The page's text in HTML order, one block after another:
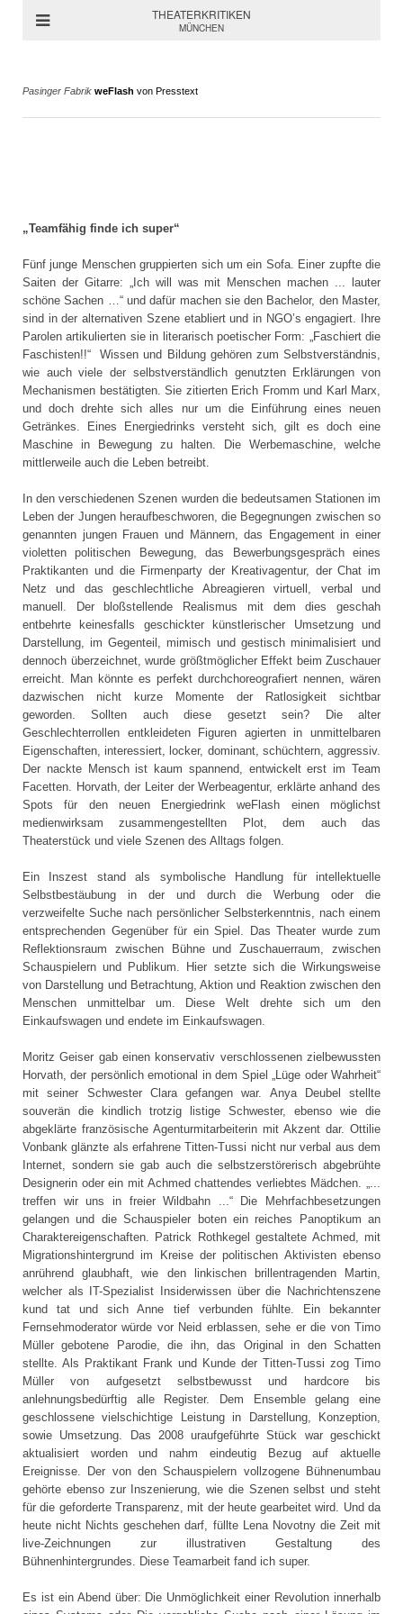
THEATERKRITIKEN
MÜNCHEN
Pasinger Fabrik weFlash von Presstext
„Teamfähig finde ich super“
Fünf junge Menschen gruppierten sich um ein Sofa. Einer zupfte die
Saiten der Gitarre: „Ich will was mit Menschen machen ... lauter
schöne Sachen …“ und dafür machen sie den Bachelor, den Master,
sind in der alternativen Szene etabliert und in NGO’s engagiert. Ihre
Parolen artikulierten sie in literarisch poetischer Form: „Faschiert die
Faschisten!!“ Wissen und Bildung gehören zum Selbstverständnis,
wie auch viele der selbstverständlich genutzten Erklärungen von
Mechanismen bestätigten. Sie zitierten Erich Fromm und Karl Marx,
und doch drehte sich alles nur um die Einführung eines neuen
Getränkes. Eines Energiedrinks versteht sich, gilt es doch eine
Maschine in Bewegung zu halten. Die Werbemaschine, welche
mittlerweile auch die Leben betreibt.
In den verschiedenen Szenen wurden die bedeutsamen Stationen im
Leben der Jungen heraufbeschworen, die Begegnungen zwischen so
genannten jungen Frauen und Männern, das Engagement in einer
violetten politischen Bewegung, das Bewerbungsgespräch eines
Praktikanten und die Firmenparty der Kreativagentur, der Chat im
Netz und das geschlechtliche Abreagieren virtuell, verbal und
manuell. Der bloßstellende Realismus mit dem dies geschah
entbehrte keinesfalls geschickter künstlerischer Umsetzung und
Darstellung, im Gegenteil, mimisch und gestisch minimalisiert und
dennoch überzeichnet, wurde größtmöglicher Effekt beim Zuschauer
erreicht. Man könnte es perfekt durchchoreografiert nennen, wären
dazwischen nicht kurze Momente der Ratlosigkeit sichtbar
geworden. Sollten auch diese gesetzt sein? Die alter
Geschlechterrollen entkleideten Figuren agierten in unmittelbaren
Eigenschaften, interessiert, locker, dominant, schüchtern, aggressiv.
Der nackte Mensch ist kaum spannend, entwickelt erst im Team
Facetten. Horvath, der Leiter der Werbeagentur, erklärte anhand des
Spots für den neuen Energiedrink weFlash einen möglichst
medienwirksam zusammengestellten Plot, dem auch das
Theaterstück und viele Szenen des Alltags folgen.
Ein Inszest stand als symbolische Handlung für intellektuelle
Selbstbestäubung in der und durch die Werbung oder die
verzweifelte Suche nach persönlicher Selbsterkenntnis, nach einem
entsprechenden Gegenüber für ein Spiel. Das Theater wurde zum
Reflektionsraum zwischen Bühne und Zuschauerraum, zwischen
Schauspielern und Publikum. Hier setzte sich die Wirkungsweise
von Darstellung und Betrachtung, Aktion und Reaktion zwischen den
Menschen unmittelbar um. Diese Welt drehte sich um den
Einkaufswagen und endete im Einkaufswagen.
Moritz Geiser gab einen konservativ verschlossenen zielbewussten
Horvath, der persönlich emotional in dem Spiel „Lüge oder Wahrheit“
mit seiner Schwester Clara gefangen war. Anya Deubel stellte
souverän die kindlich trotzig listige Schwester, ebenso wie die
abgeklärte französische Agenturmitarbeiterin mit Akzent dar. Ottilie
Vonbank glänzte als erfahrene Titten-Tussi nicht nur verbal aus dem
Internet, sondern sie gab auch die selbstzerstörerisch abgebrühte
Designerin oder ein mit Achmed chattendes verliebtes Mädchen. „...
treffen wir uns in freier Wildbahn ...“ Die Mehrfachbesetzungen
gelangen und die Schauspieler boten ein reiches Panoptikum an
Charaktereigenschaften. Patrick Rothkegel gestaltete Achmed, mit
Migrationshintergrund im Kreise der politischen Aktivisten ebenso
anrührend glaubhaft, wie den linkischen brillentragenden Martin,
welcher als IT-Spezialist Insiderwissen über die Nachrichtenszene
kund tat und sich Anne tief verbunden fühlte. Ein bekannter
Fernsehmoderator würde vor Neid erblassen, sehe er die von Timo
Müller gebotene Parodie, die ihn, das Original in den Schatten
stellte. Als Praktikant Frank und Kunde der Titten-Tussi zog Timo
Müller von aufgesetzt selbstbewusst und hardcore bis
anlehnungsbedürftig alle Register. Dem Ensemble gelang eine
geschlossene vielschichtige Leistung in Darstellung, Konzeption,
sowie Umsetzung. Das 2008 uraufgeführte Stück war geschickt
aktualisiert worden und nahm eindeutig Bezug auf aktuelle
Ereignisse. Der von den Schauspielern vollzogene Bühnenumbau
gehörte ebenso zur Inszenierung, wie die Szenen selbst und steht
für die geforderte Transparenz, mit der heute gearbeitet wird. Und da
heute nicht Nichts geschehen darf, füllte Lena Novotny die Zeit mit
live-Zeichnungen zur illustrativen Gestaltung des
Bühnenhintergrundes. Diese Teamarbeit fand ich super.
Es ist ein Abend über: Die Unmöglichkeit einer Revolution innerhalb